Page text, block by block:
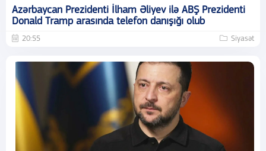
Azərbaycan Prezidenti İlham Əliyev ilə ABŞ Prezidenti
Donald Tramp arasında telefon danışığı olub
20:55 Siyasət